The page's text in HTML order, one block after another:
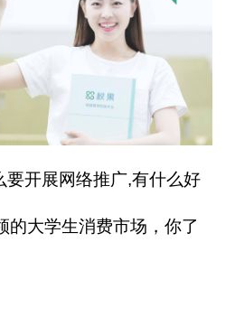
要开展网络推广,有什么好
的大学生消费市场，你了